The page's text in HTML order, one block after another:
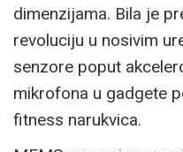
dimenzijama. Bila je
revoluciju u nosivim
senzore poput
mikrofona u gadgete
fitness narukvica.